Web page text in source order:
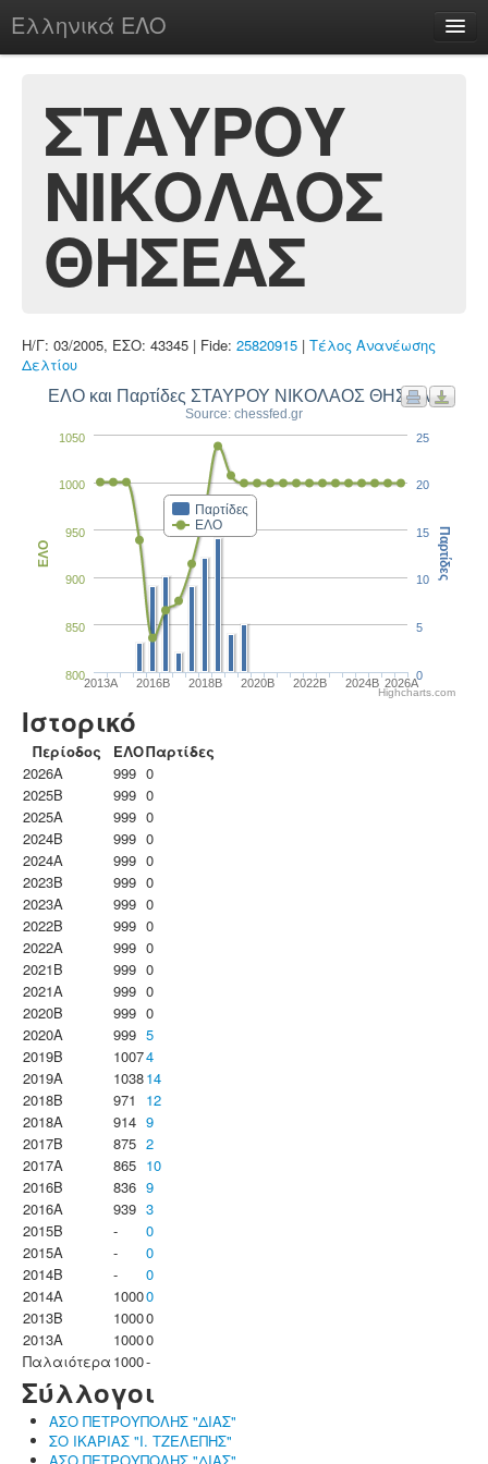
Ελληνικά ΕΛΟ
chesstu.be @ discord
Login
ΣΤΑΥΡΟΥ
ΝΙΚΟΛΑΟΣ
ΘΗΣΕΑΣ
Η/Γ: 03/2005, ΕΣΟ: 43345 | Fide: 25820915 | Τέλος Ανανέωσης
Δελτίου
ΕΛΟ και Παρτίδες ΣΤΑΥΡΟΥ ΝΙΚΟΛΑΟΣ ΘΗΣΕΑΣ
Source: chessfed.gr
Παρτίδες
ΕΛΟ
2013A 2016B 2018B 2020B 2022B 2024B 2026A
800
850
900
950
1000
1050
ΕΛΟ
0
5
10
15
20
25
Παρτίδες
Highcharts.com
Ιστορικό
Περίοδος ΕΛΟΠαρτίδες
2026A
999 0
2025B
999 0
2025A
999 0
2024B
999 0
2024A
999 0
2023B
999 0
2023Α
999 0
2022B
999 0
2022A
999 0
2021B
999 0
2021A
999 0
2020B
999 0
2020A
999 5
2019B
10074
2019A
103814
2018B
971
12
2018A
914 9
2017B
875 2
2017A
865 10
2016B
836 9
2016A
939 3
2015B
-
0
2015A
-
0
2014B
-
0
2014A
10000
2013B
10000
2013A
10000
Παλαιότερα 1000-
Σύλλογοι
ΑΣΟ ΠΕΤΡΟΥΠΟΛΗΣ "ΔΙΑΣ"
ΣΟ ΙΚΑΡΙΑΣ "Ι. ΤΖΕΛΕΠΗΣ"